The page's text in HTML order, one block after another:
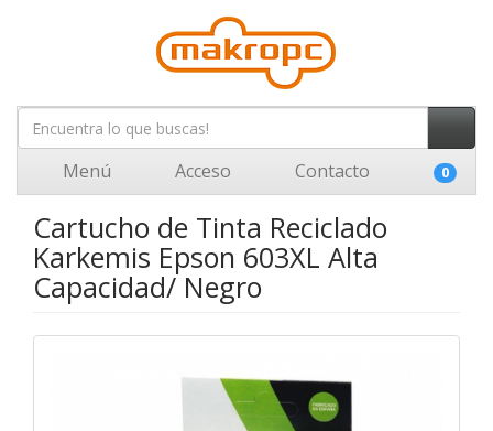
Menú Acceso Contacto 0
Cartucho de Tinta Reciclado
Karkemis Epson 603XL Alta
Capacidad/ Negro